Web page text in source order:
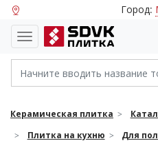
Город:
Керамическая плитка
Плитка на кухню
Для